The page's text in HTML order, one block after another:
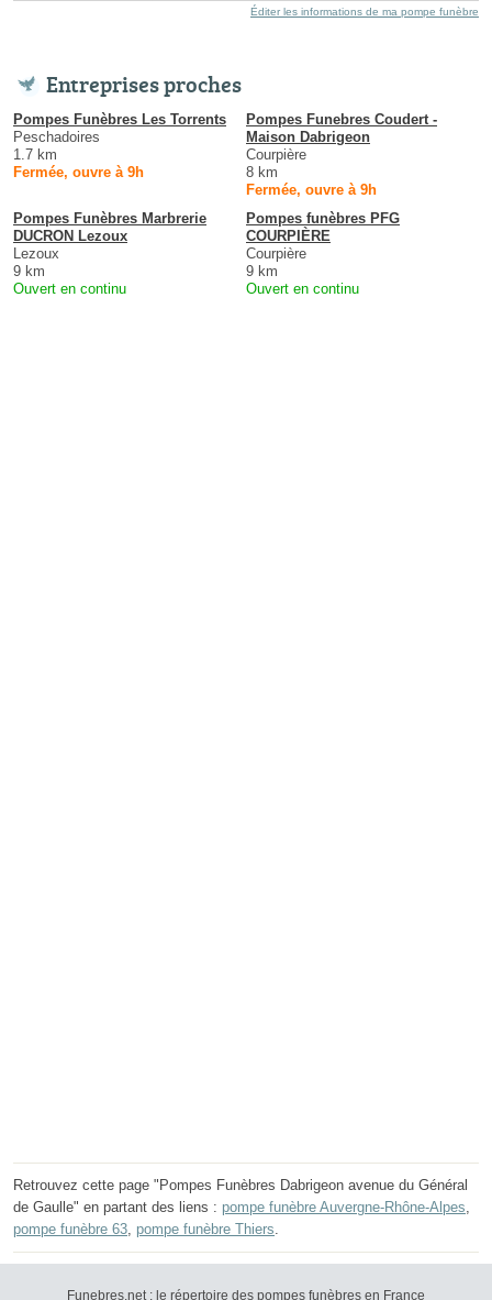
Éditer les informations de ma pompe funèbre
Entreprises proches
Pompes Funèbres Les Torrents
Peschadoires
1.7 km
Fermée, ouvre à 9h
Pompes Funebres Coudert -
Maison Dabrigeon
Courpière
8 km
Fermée, ouvre à 9h
Pompes Funèbres Marbrerie
DUCRON Lezoux
Lezoux
9 km
Ouvert en continu
Pompes funèbres PFG
COURPIÈRE
Courpière
9 km
Ouvert en continu
Retrouvez cette page "Pompes Funèbres Dabrigeon avenue du Général
de Gaulle" en partant des liens : pompe funèbre Auvergne-Rhône-Alpes,
pompe funèbre 63, pompe funèbre Thiers.
Funebres.net : le répertoire des pompes funèbres en France